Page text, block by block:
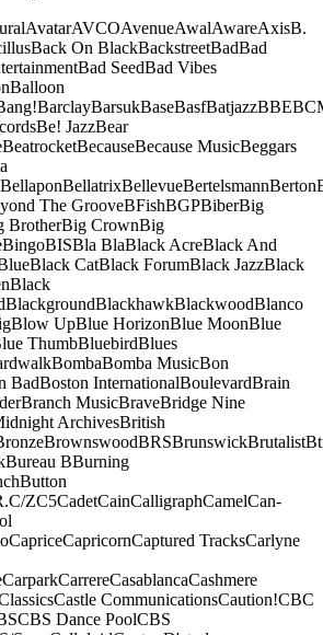
AvatarAVCOAvenueAwalAwareAxisB.
Back On BlackBackstreetBadBad
Bad SeedBad Vibes
Balloon
BarclayBarsukBaseBasfBatjazzBBE
Be! JazzBear
BeatrocketBecauseBecause MusicBeggars
BellaponBellatrixBellevueBertelsmannBerton
The GrooveBFishBGPBiberBig
BrotherBig CrownBig
BingoBISBla BlaBlack AcreBlack And
Black CatBlack ForumBlack JazzBlack
Black
BlackgroundBlackhawkBlackwoodBlanco
Blow UpBlue HorizonBlue MoonBlue
ThumbBluebirdBlues
BombaBomba MusicBon
BadBoston InternationalBoulevardBrain
Branch MusicBraveBridge Nine
ArchivesBritish
BrownswoodBRSBrunswickBrutalist
Bureau BBurning
Button
C/ZC5CadetCainCalligraphCamelCan-
CapriceCapricornCaptured TracksCarlyne
CarparkCarrereCasablancaCashmere
Castle CommunicationsCaution!CBC
CBS Dance PoolCBS